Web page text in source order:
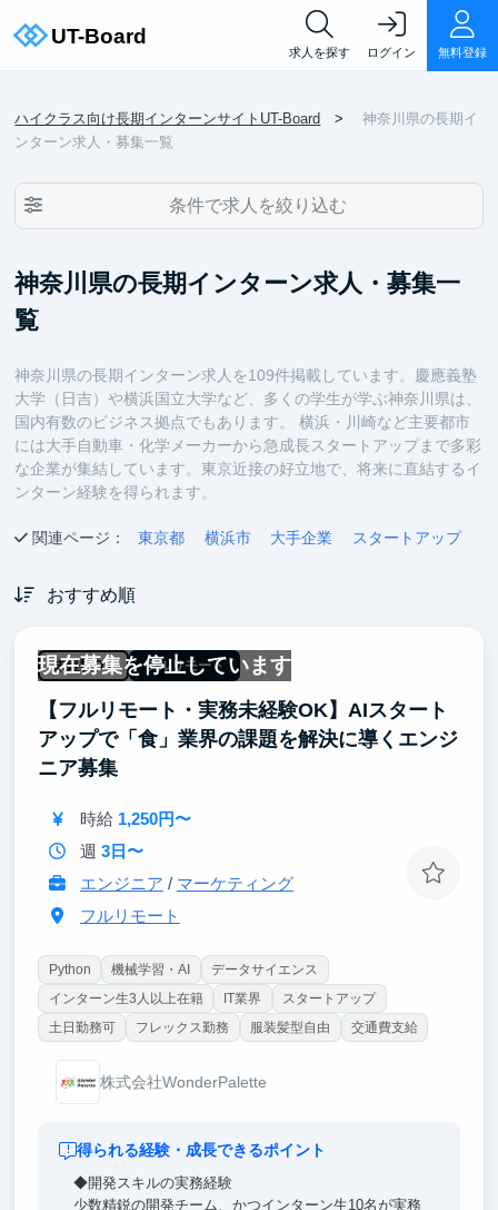
求人を探す ログイン 無料登録
ハイクラス向け長期インターンサイトUT-Board
神奈川県の長期イ
ンターン求人・募集一覧
条件で求人を絞り込む
神奈川県の長期インターン求人・募集一
覧
神奈川県の長期インターン求人を109件掲載しています。慶應義塾
大学（日吉）や横浜国立大学など、多くの学生が学ぶ神奈川県は、
国内有数のビジネス拠点でもあります。 横浜・川崎など主要都市
には大手自動車・化学メーカーから急成長スタートアップまで多彩
な企業が集結しています。東京近接の好立地で、将来に直結するイ
ンターン経験を得られます。
関連ページ： 東京都 横浜市 大手企業 スタートアップ
おすすめ順
現在募集を停止しています
未経験OK フルリモート
【フルリモート・実務未経験OK】AIスタート
アップで「食」業界の課題を解決に導くエンジ
ニア募集
時給 1,250円〜
週 3日〜
エンジニア / マーケティング
フルリモート
Python 機械学習・AI
データサイエンス
インターン生3人以上在籍
IT業界
スタートアップ
土日勤務可
フレックス勤務 服装髪型自由 交通費支給
株式会社WonderPalette
得られる経験・成長できるポイント
◆開発スキルの実務経験
少数精鋭の開発チーム、かつインターン生10名が実務